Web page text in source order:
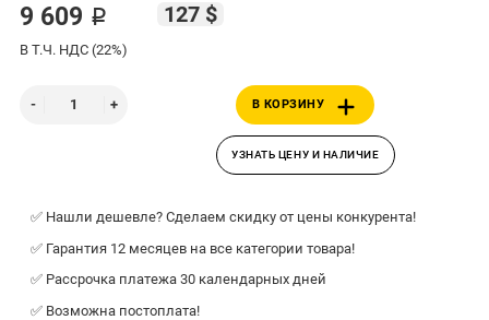
9 609 ₽ 127 $
В Т.Ч. НДС (22%)
В КОРЗИНУ
УЗНАТЬ ЦЕНУ И НАЛИЧИЕ
✅ Нашли дешевле? Сделаем скидку от цены конкурента!
✅ Гарантия 12 месяцев на все категории товара!
✅ Рассрочка платежа 30 календарных дней
✅ Возможна постоплата!